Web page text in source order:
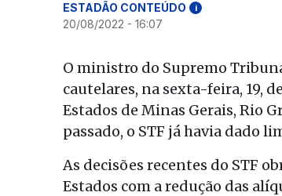
ESTADÃO CONTEÚDO i
20/08/2022 - 16:07
O ministro do Supremo
cautelares, na sexta-feira, 19,
Estados de Minas Gerais, Rio
passado, o STF já havia dado
As decisões recentes do STF
Estados com a redução das